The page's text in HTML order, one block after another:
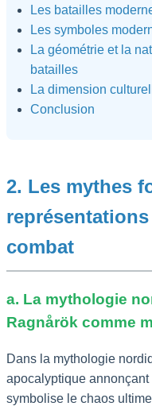
Les batailles
Les symboles
La géométrie et la
batailles
La dimension
Conclusion
2. Les mythes
combat
a. La mythologie
Ragnårök comme
Dans la mythologie
apocalyptique
symbolise le chaos